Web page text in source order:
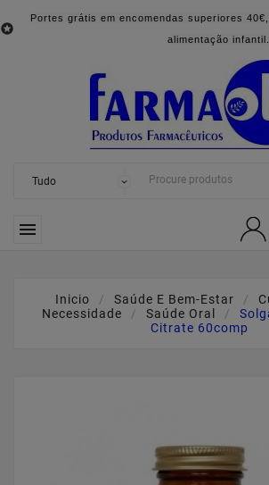

Portes grátis em encomendas superiores
alimentação infantil.

Inicio Saúde E Bem-Estar
Necessidade
Saúde Oral
Citrate 60comp